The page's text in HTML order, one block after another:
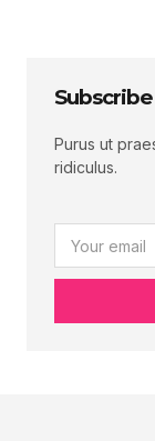
Purus ut
ridiculus.